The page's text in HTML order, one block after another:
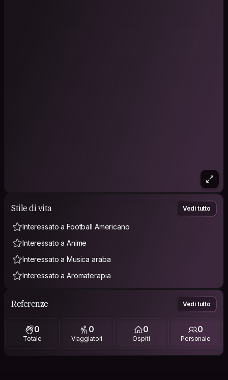
Stile di vita Vedi tutto
Interessato a Football Americano
Interessato a Anime
Interessato a Musica araba
Interessato a Aromaterapia
Referenze Vedi tutto
0
Totale
0
Viaggiatori
0
Ospiti
0
Personale